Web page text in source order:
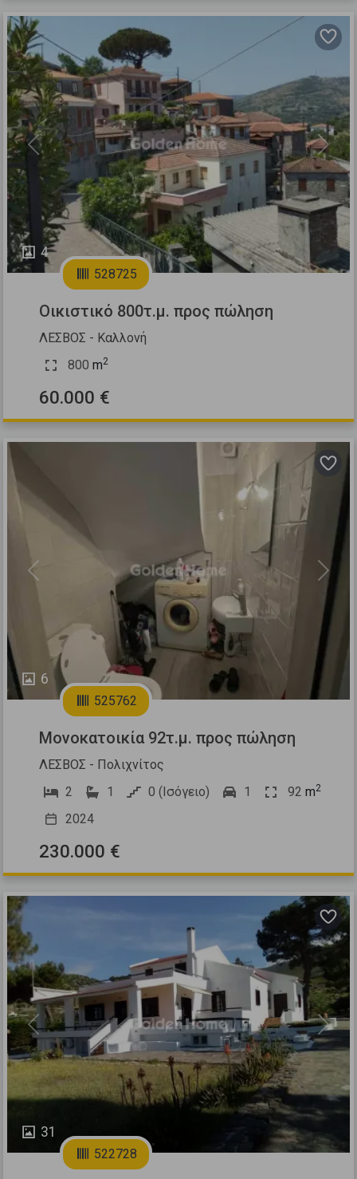
4
Previous Next
528725
Οικιστικό 800τ.μ. προς πώληση
ΛΕΣΒΟΣ - Καλλονή
800 m2
60.000 €
6
Previous Next
525762
Μονοκατοικία 92τ.μ. προς πώληση
ΛΕΣΒΟΣ - Πολιχνίτος
2
1 0 (Ισόγειο) 1 92 m2
2024
230.000 €
31
Previous Next
522728